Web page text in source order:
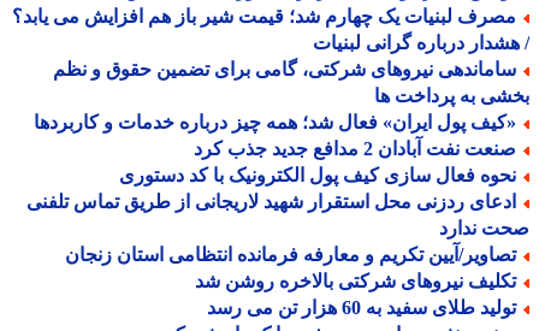
لبنیات یک چهارم شد؛ قیمت شیر باز هم افزایش می یابد؟
درباره گرانی لبنیات
نیروهای شرکتی، گامی برای تضمین حقوق و نظم
به پرداخت ها
پول ایران» فعال شد؛ همه چیز درباره خدمات و کاربردها
نفت آبادان 2 مدافع جدید جذب کرد
فعال سازی کیف پول الکترونیک با کد دستوری
ردزنی محل استقرار شهید لاریجانی از طریق تماس تلفنی
ندارد
آیین تکریم و معارفه فرمانده انتظامی استان زنجان
نیروهای شرکتی بالاخره روشن شد
طلای سفید به 60 هزار تن می رسد